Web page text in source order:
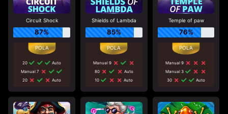
Circuit Shock
87%
20
Auto
Manual 7
20
Auto
Shields of Lambda
85%
Manual 9
80
Auto
10
Auto
Temple of paw
76%
Manual 9
Manual 3
30
Auto